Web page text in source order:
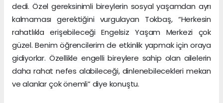
dedi. Özel gereksinimli bireylerin sosyal yaşamdan ayrı
kalmaması gerektiğini vurgulayan Tokbaş, “Herkesin
rahatlıkla erişebileceği Engelsiz Yaşam Merkezi çok
güzel. Benim öğrencilerim de etkinlik yapmak için oraya
gidiyorlar. Özellikle engelli bireylere sahip olan ailelerin
daha rahat nefes alabileceği, dinlenebilecekleri mekan
ve alanlar çok önemli” diye konuştu.